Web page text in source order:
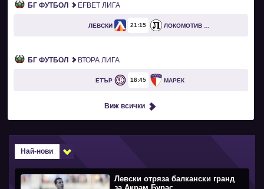
БГ ФУТБОЛ EFBET ЛИГА
ЛЕВСКИ 21 15
БГ ФУТБОЛ ВТОРА ЛИГА
ЕТЪР 18 45 МАРЕК
Виж всички
Най-нови
Левски отряза балкански гранд